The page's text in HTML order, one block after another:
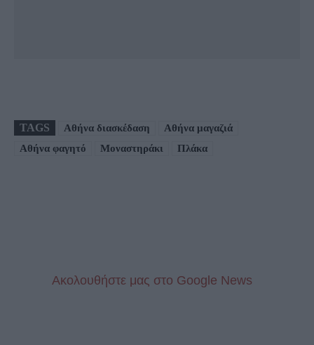
TAGS Αθήνα διασκέδαση
Αθήνα μαγαζιά
Αθήνα φαγητό
Μοναστηράκι Πλάκα
Aκολουθήστε μας στo Google News